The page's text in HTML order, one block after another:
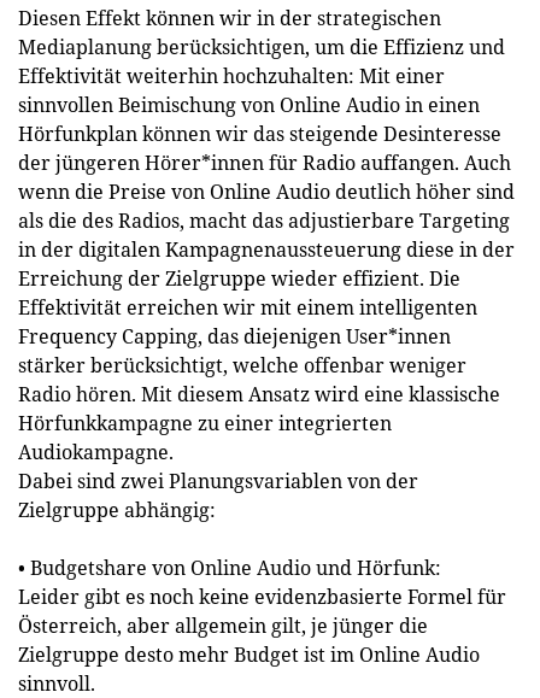
Diesen Effekt können wir in der strategischen
Mediaplanung berücksichtigen, um die Effizienz und
Effektivität weiterhin hochzuhalten: Mit einer
sinnvollen Beimischung von Online Audio in einen
Hörfunkplan können wir das steigende Desinteresse
der jüngeren Hörer*innen für Radio auffangen. Auch
wenn die Preise von Online Audio deutlich höher sind
als die des Radios, macht das adjustierbare Targeting
in der digitalen Kampagnenaussteuerung diese in der
Erreichung der Zielgruppe wieder effizient. Die
Effektivität erreichen wir mit einem intelligenten
Frequency Capping, das diejenigen User*innen
stärker berücksichtigt, welche offenbar weniger
Radio hören. Mit diesem Ansatz wird eine klassische
Hörfunkkampagne zu einer integrierten
Audiokampagne.
Dabei sind zwei Planungsvariablen von der
Zielgruppe abhängig:
• Budgetshare von Online Audio und Hörfunk:
Leider gibt es noch keine evidenzbasierte Formel für
Österreich, aber allgemein gilt, je jünger die
Zielgruppe desto mehr Budget ist im Online Audio
sinnvoll.